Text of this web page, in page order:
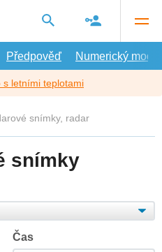
Předpověď Numerický model
s letními teplotami
snímky, radar
snímky
Čas